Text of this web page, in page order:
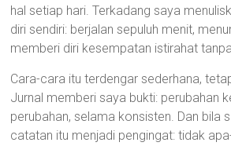
hal setiap hari. Terkadang saya
diri sendiri: berjalan sepuluh menit,
memberi diri kesempatan istirahat
Cara-cara itu terdengar sederhana,
Jurnal memberi saya bukti: perubahan
perubahan, selama konsisten. Dan bila
catatan itu menjadi pengingat: tidak